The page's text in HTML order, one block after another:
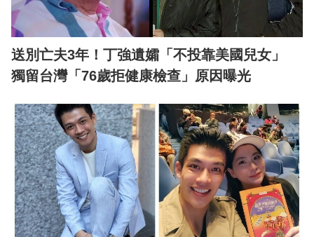
送別亡夫3年！丁強遺孀「不投靠美國兒女」
獨留台灣「76歲拒健康檢查」原因曝光